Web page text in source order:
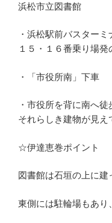
浜松市立図書館
・浜松駅前バスターミ
１５・１６番乗り場発
・「市役所南」下車
・市役所を背に南へ徒
それらしき建物が見え
☆伊達恵巻ポイント
図書館は石垣の上に建
東側には駐輪場もあり、